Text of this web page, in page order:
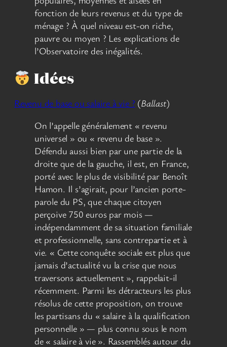
fonction de leurs revenus et du type de
ménage ? À quel niveau est-on riche,
pauvre ou moyen ? Les explications de
l’Observatoire des inégalités.
Idées
Revenu de base ou salaire à vie ? (Ballast)
On l’appelle généralement « revenu
universel » ou « revenu de base ».
Défendu aussi bien par une partie de la
droite que de la gauche, il est, en France,
porté avec le plus de visibilité par Benoît
Hamon. Il s’agirait, pour l’ancien porte-
parole du PS, que chaque citoyen
perçoive 750 euros par mois —
indépendamment de sa situation familiale
et professionnelle, sans contrepartie et à
vie. « Cette conquête sociale est plus que
jamais d’actualité vu la crise que nous
traversons actuellement », rappelait-il
récemment. Parmi les détracteurs les plus
résolus de cette proposition, on trouve
les partisans du « salaire à la qualification
personnelle » — plus connu sous le nom
de « salaire à vie ». Rassemblés autour du